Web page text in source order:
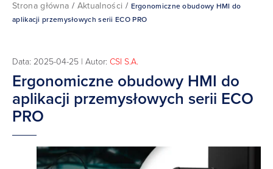
Strona główna / Aktualności / Ergonomiczne obudowy HMI do
aplikacji przemysłowych serii ECO PRO
Data: 2025-04-25 | Autor: CSI S.A.
Ergonomiczne obudowy HMI do
aplikacji przemysłowych serii ECO
PRO